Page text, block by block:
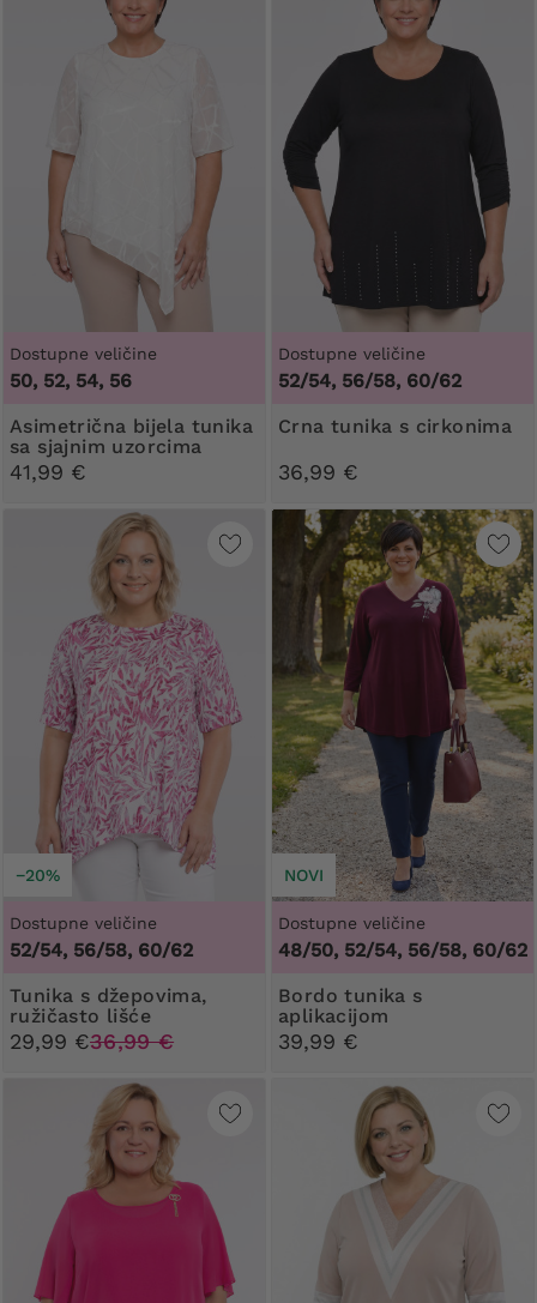
Dostupne veličine
50, 52, 54, 56
Asimetrična bijela tunika
sa sjajnim uzorcima
41,99 €
Dostupne veličine
52/54, 56/58, 60/62
Crna tunika s cirkonima
36,99 €
−20%
Dostupne veličine
52/54, 56/58, 60/62
Tunika s džepovima,
ružičasto lišće
29,99 €36,99 €
NOVI
Dostupne veličine
48/50, 52/54, 56/58, 60/62
Bordo tunika s
aplikacijom
39,99 €